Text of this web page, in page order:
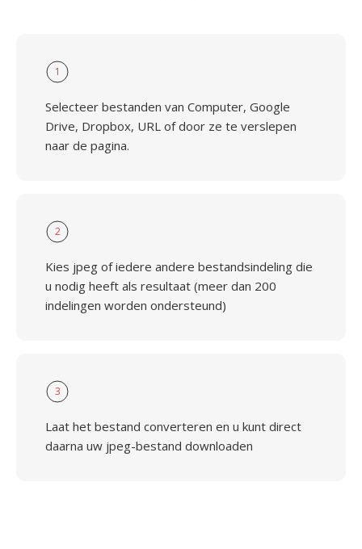
1
Selecteer bestanden van Computer, Google
Drive, Dropbox, URL of door ze te verslepen
naar de pagina.
2
Kies jpeg of iedere andere bestandsindeling die
u nodig heeft als resultaat (meer dan 200
indelingen worden ondersteund)
3
Laat het bestand converteren en u kunt direct
daarna uw jpeg-bestand downloaden